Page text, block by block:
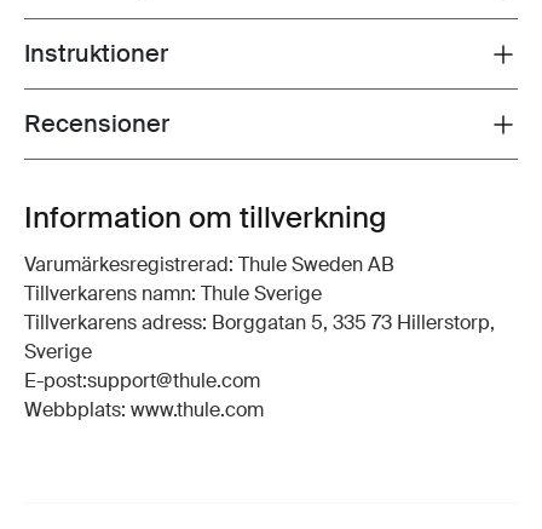
Toggle guides and instructions
Instruktioner
Toggle overview
Recensioner
Information om tillverkning
Varumärkesregistrerad: Thule Sweden AB
Tillverkarens namn: Thule Sverige
Tillverkarens adress: Borggatan 5, 335 73 Hillerstorp,
Sverige
E-post:support@thule.com
Webbplats: www.thule.com